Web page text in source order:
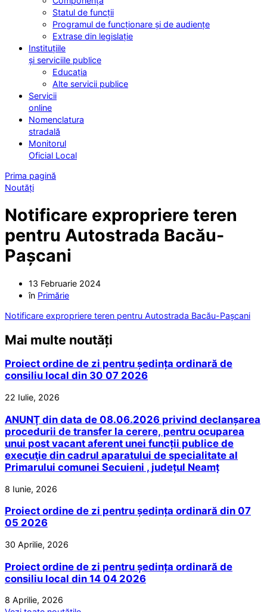
Statul de funcții
Programul de funcționare și de audiențe
Extrase din legislație
Instituțiile
și serviciile publice
Educația
Alte servicii publice
Servicii
online
Nomenclatura
stradală
Monitorul
Oficial Local
Prima pagină
Noutăți
Notificare expropriere teren
pentru Autostrada Bacău-
Pașcani
13 Februarie 2024
în Primărie
Notificare expropriere teren pentru Autostrada Bacău-Pașcani
Mai multe noutăți
Proiect ordine de zi pentru ședința ordinară de
consiliu local din 30 07 2026
22 Iulie, 2026
ANUNŢ din data de 08.06.2026 privind declanșarea
procedurii de transfer la cerere, pentru ocuparea
unui post vacant aferent unei funcții publice de
execuţie din cadrul aparatului de specialitate al
Primarului comunei Secuieni , județul Neamț
8 Iunie, 2026
Proiect ordine de zi pentru ședința ordinară din 07
05 2026
30 Aprilie, 2026
Proiect ordine de zi pentru ședința ordinară de
consiliu local din 14 04 2026
8 Aprilie, 2026